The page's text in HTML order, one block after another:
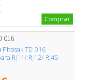
Comprar
016
TD 016
RJ11/ RJ12/ RJ45